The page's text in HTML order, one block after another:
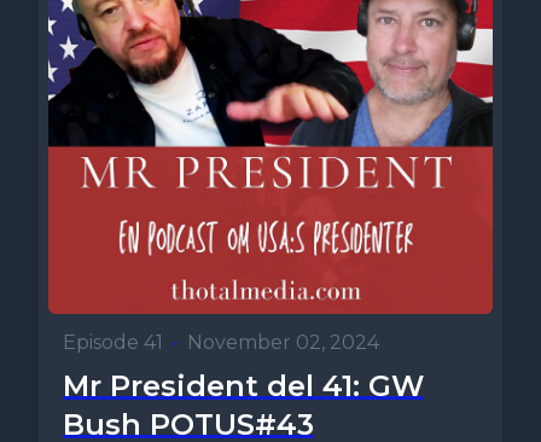
Episode 41 • November 02, 2024
Mr President del 41: GW
Bush POTUS#43